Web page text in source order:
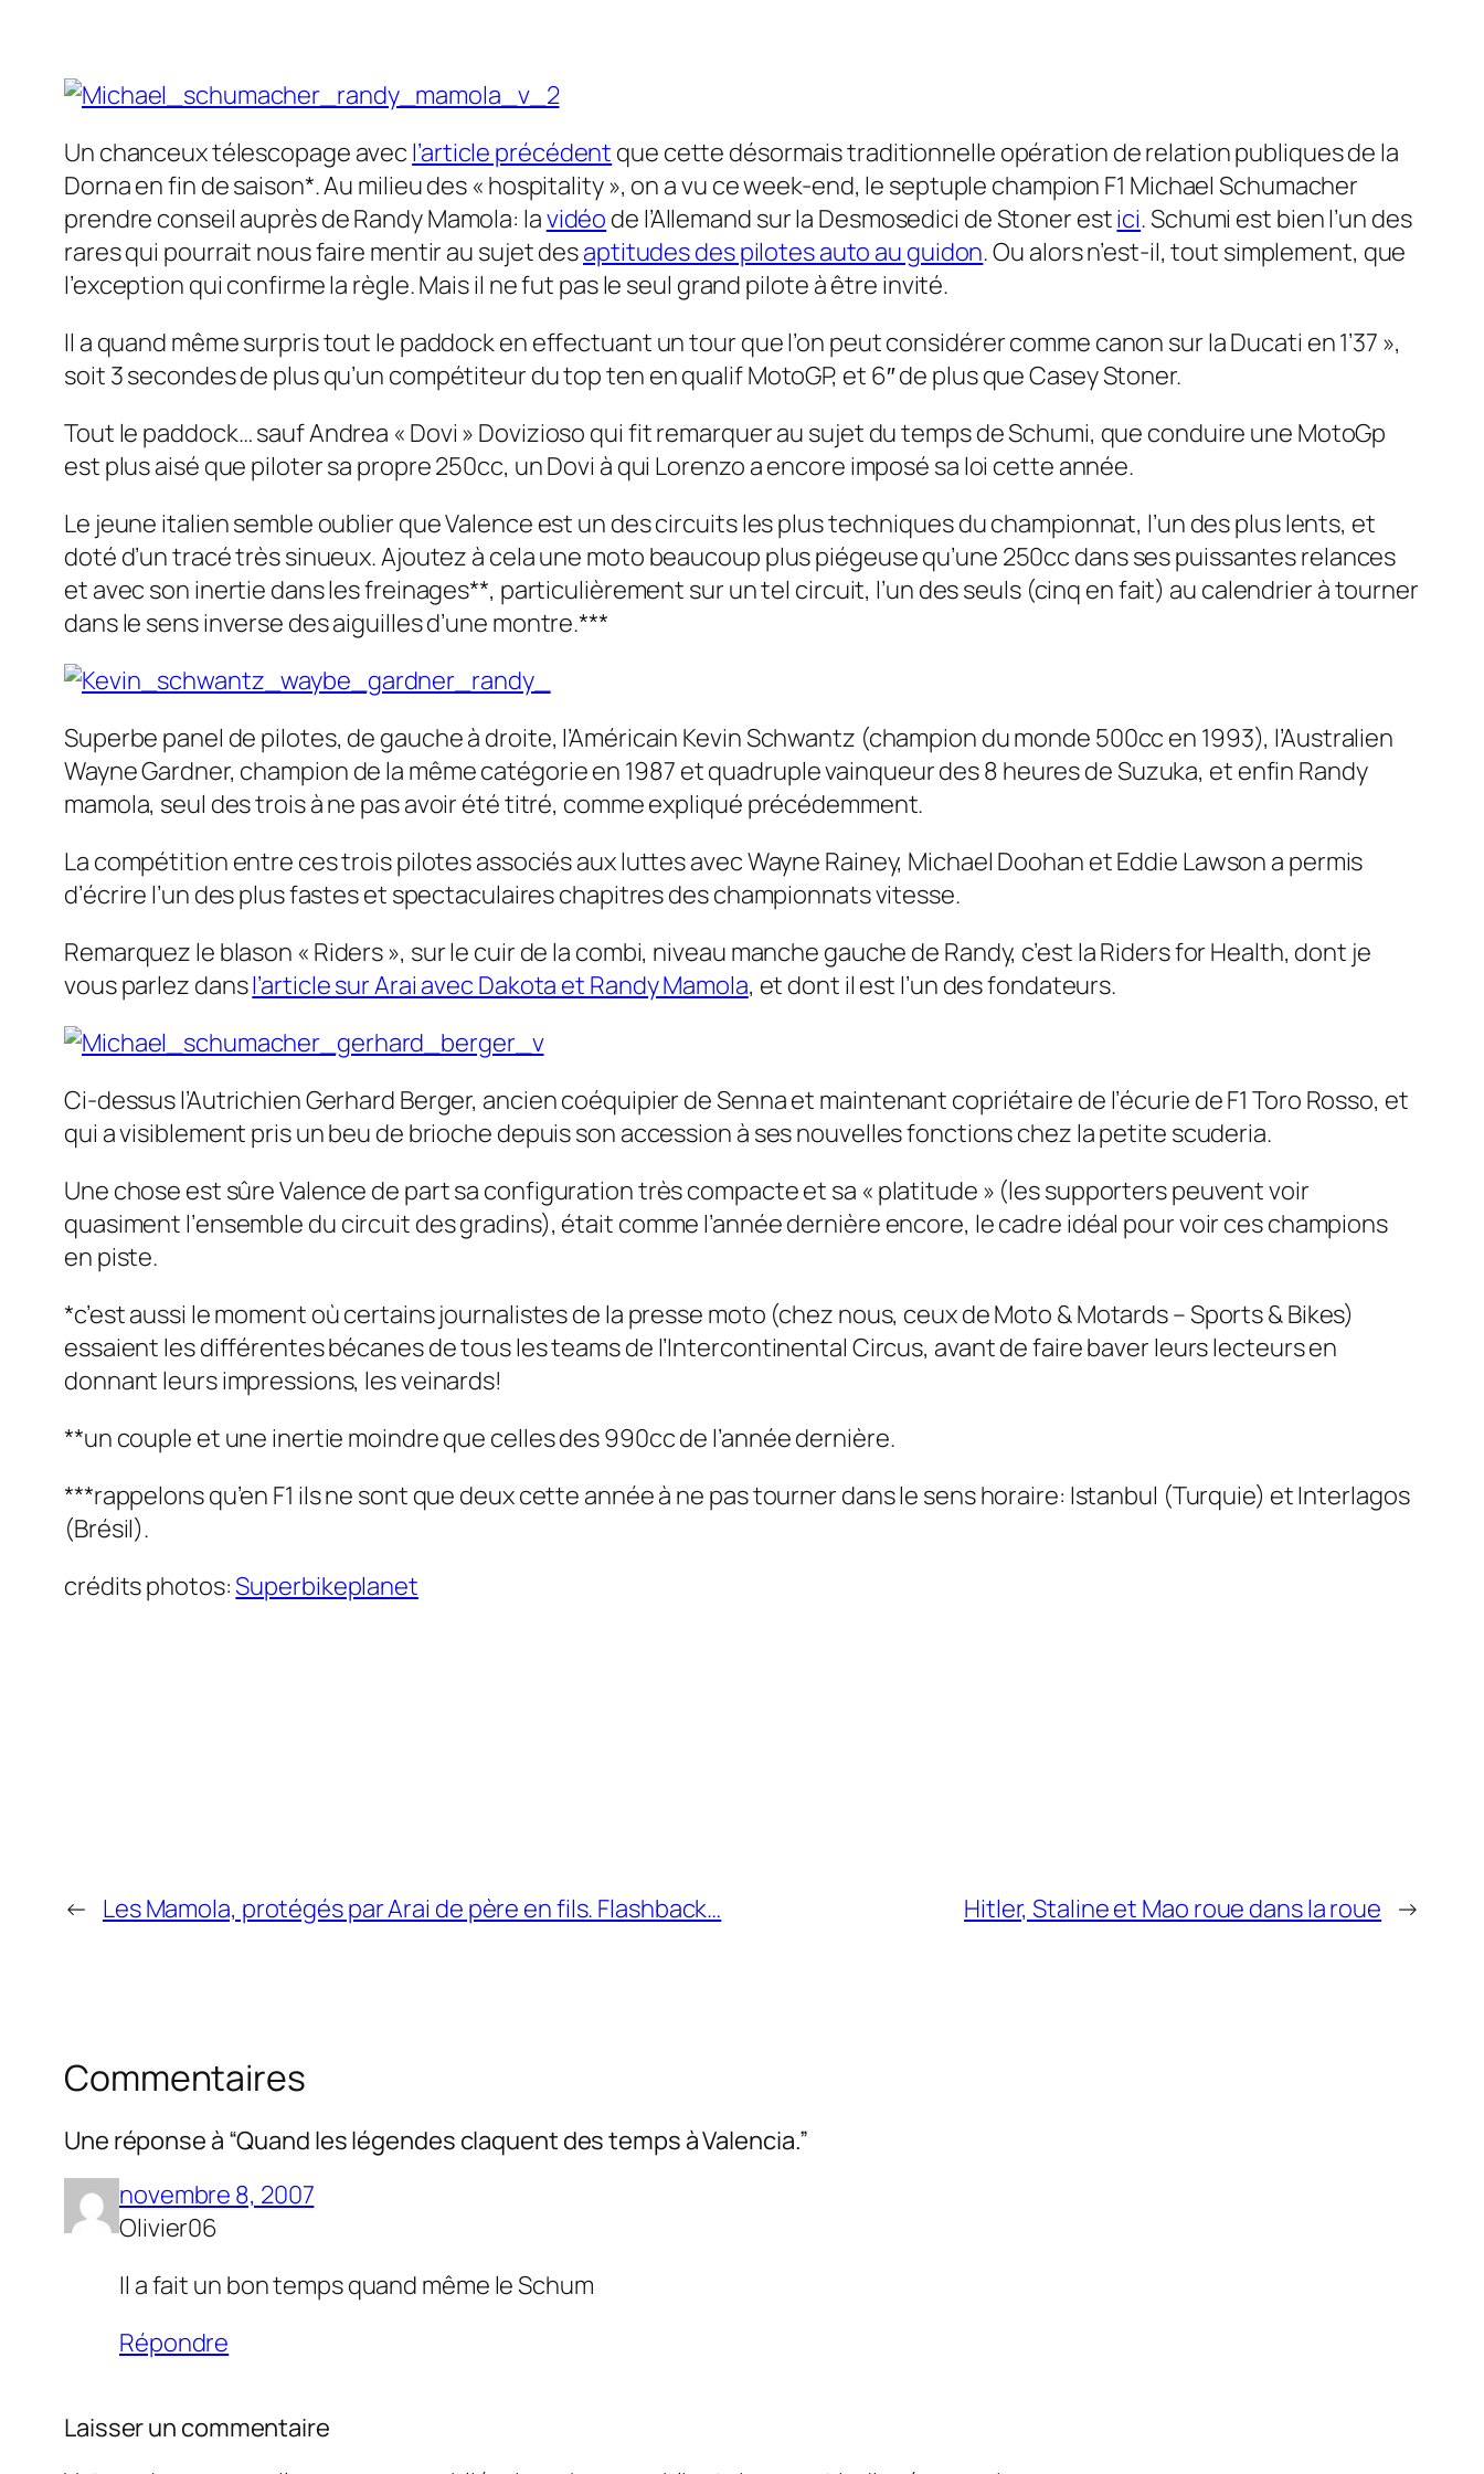
Un chanceux télescopage avec l’article précédent que cette désormais traditionnelle opération de relation publiques de la
Dorna en fin de saison*. Au milieu des « hospitality », on a vu ce week-end, le septuple champion F1 Michael Schumacher
prendre conseil auprès de Randy Mamola: lavidéo de l’Allemand sur la Desmosedici de Stoner estici. Schumi est bien l’un des
rares qui pourrait nous faire mentir au sujet desaptitudes des pilotes auto au guidon. Ou alors n’est-il, tout simplement, que
l’exception qui confirme la règle. Mais il ne fut pas le seul grand pilote à être invité.
Il a quand même surpris tout le paddock en effectuant un tour que l’on peut considérer comme canon sur la Ducati en 1’37 »,
soit 3 secondes de plus qu’un compétiteur du top ten en qualif MotoGP, et 6″ de plus que Casey Stoner.
Tout le paddock… sauf Andrea « Dovi » Dovizioso qui fit remarquer au sujet du temps de Schumi, que conduire une MotoGp
est plus aisé que piloter sa propre 250cc, un Dovi à qui Lorenzo a encore imposé sa loi cette année.
Le jeune italien semble oublier que Valence est un des circuits les plus techniques du championnat, l’un des plus lents, et
doté d’un tracé très sinueux. Ajoutez à cela une moto beaucoup plus piégeuse qu’une 250cc dans ses puissantes relances
et avec son inertie dans les freinages**, particulièrement sur un tel circuit, l’un des seuls (cinq en fait) au calendrier à tourner
dans le sens inverse des aiguilles d’une montre.***
Superbe panel de pilotes, de gauche à droite, l’Américain Kevin Schwantz (champion du monde 500cc en 1993), l’Australien
Wayne Gardner, champion de la même catégorie en 1987 et quadruple vainqueur des 8 heures de Suzuka, et enfin Randy
mamola, seul des trois à ne pas avoir été titré, comme expliqué précédemment.
La compétition entre ces trois pilotes associés aux luttes avec Wayne Rainey, Michael Doohan et Eddie Lawson a permis
d’écrire l’un des plus fastes et spectaculaires chapitres des championnats vitesse.
Remarquez le blason « Riders », sur le cuir de la combi, niveau manche gauche de Randy, c’est la Riders for Health, dont je
vous parlez dansl’article sur Arai avec Dakota et Randy Mamola, et dont il est l’un des fondateurs.
Ci-dessus l’Autrichien Gerhard Berger, ancien coéquipier de Senna et maintenant copriétaire de l’écurie de F1 Toro Rosso, et
qui a visiblement pris un beu de brioche depuis son accession à ses nouvelles fonctions chez la petite scuderia.
Une chose est sûre Valence de part sa configuration très compacte et sa « platitude » (les supporters peuvent voir
quasiment l’ensemble du circuit des gradins), était comme l’année dernière encore, le cadre idéal pour voir ces champions
en piste.
*c’est aussi le moment où certains journalistes de la presse moto (chez nous, ceux de Moto & Motards – Sports & Bikes)
essaient les différentes bécanes de tous les teams de l’Intercontinental Circus, avant de faire baver leurs lecteurs en
donnant leurs impressions, les veinards!
**un couple et une inertie moindre que celles des 990cc de l’année dernière.
***rappelons qu’en F1 ils ne sont que deux cette année à ne pas tourner dans le sens horaire: Istanbul (Turquie) et Interlagos
(Brésil).
crédits photos:Superbikeplanet
← Les Mamola, protégés par Arai de père en fils. Flashback… Hitler, Staline et Mao roue dans la roue →
Commentaires
Une réponse à “Quand les légendes claquent des temps à Valencia.”
novembre 8, 2007
Olivier06
Il a fait un bon temps quand même le Schum
Répondre
Laisser un commentaire